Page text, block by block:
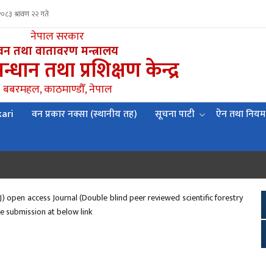
श्रावण २२ गते
नेपाल सरकार
तथा वातावरण मन्त्रालय
तथा प्रशिक्षण केन्द्र
बबरमहल, काठमाण्डौँ, नेपाल
वन प्रकार नक्सा (स्थानीय तह) सूचना पाटी ऐन तथा नियम
open access Journal (Double blind peer reviewed scientific forestry
submission at below link